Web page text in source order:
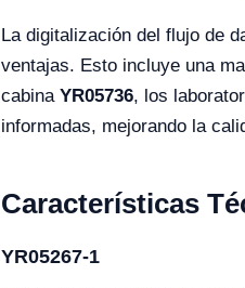
La digitalización del flujo de
ventajas. Esto incluye una
cabina YR05736, los
informadas, mejorando la
Características
YR05267-1